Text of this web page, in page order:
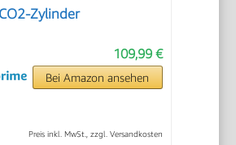
CO2-Zylinder
109,99 €
Bei Amazon ansehen
Preis inkl. MwSt., zzgl. Versandkosten